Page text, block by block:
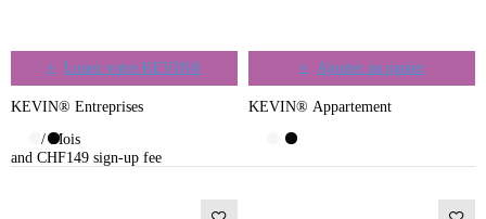
Louez votre KEVIN®
KEVIN® Entreprises
/ Mois
and CHF149 sign-up fee
Ajouter au panier
KEVIN® Appartement